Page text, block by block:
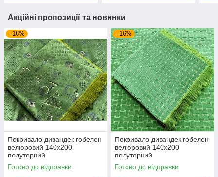
Акційні пропозиції та новинки
–16%
Покривало дивандек гобелен
велюровий 140х200
полуторний
Готово до відправки
–16%
Покривало дивандек гобелен
велюровий 140х200
полуторний
Готово до відправки